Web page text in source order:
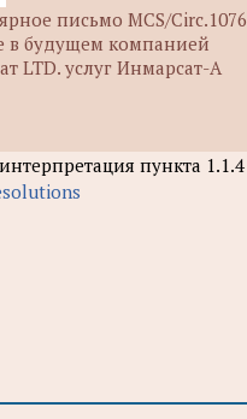
письмо MCS/Circ.1076
в будущем компанией
LTD. услуг Инмарсат-А
пункта 1.1.4